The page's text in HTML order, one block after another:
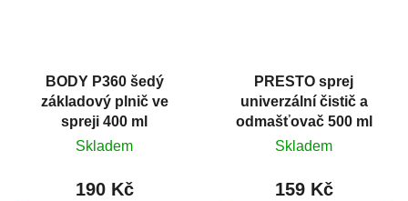
BODY P360 šedý
základový plnič ve
spreji 400 ml
Skladem
190 Kč
PRESTO sprej
univerzální čistič a
odmašťovač 500 ml
Skladem
159 Kč